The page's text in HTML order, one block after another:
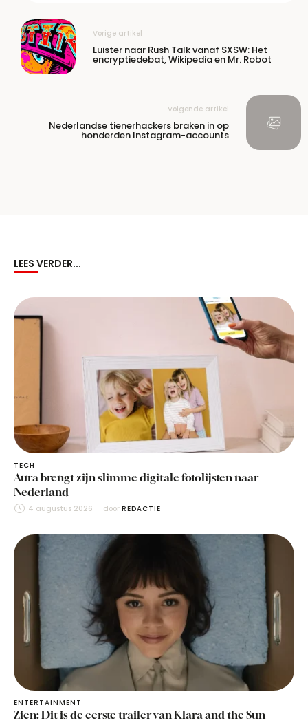
Vorige artikel
Luister naar Rush Talk vanaf SXSW: Het
encryptiedebat, Wikipedia en Mr. Robot
Volgende artikel
Nederlandse tienerhackers braken in op
honderden Instagram-accounts
LEES VERDER...
TECH
Aura brengt zijn slimme digitale fotolijsten naar
Nederland
4 augustus 2026 door REDACTIE
ENTERTAINMENT
Zien: Dit is de eerste trailer van Klara and the Sun